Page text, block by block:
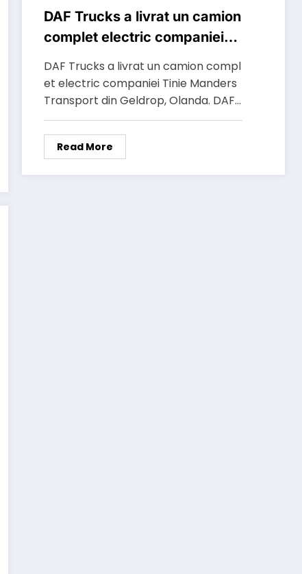
DAF Trucks a livrat un camion
complet electric companiei
Tinie Manders Transport
DAF Trucks a livrat un camion compl
et electric companiei Tinie Manders
Transport din Geldrop, Olanda. DAF…
Read More